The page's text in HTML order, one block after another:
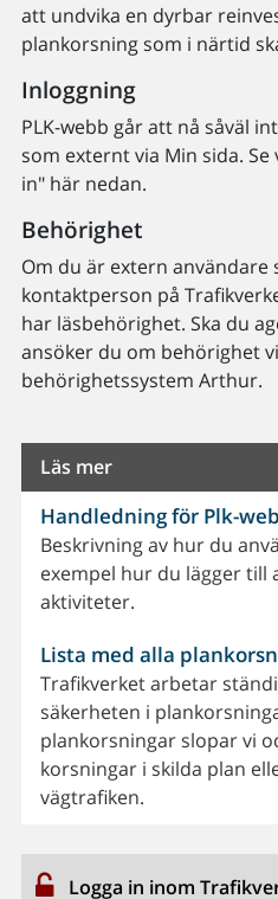
att undvika en dyrbar
plankorsning som i närtid
Inloggning
PLK-webb går att nå såväl
som externt via Min sida.
in" här nedan.
Behörighet
Om du är extern användare
kontaktperson på
har läsbehörighet. Ska du
ansöker du om behörighet
behörighetssystem Arthur.
Läs mer
Handledning för Plk-
Beskrivning av hur du
exempel hur du lägger till
aktiviteter.
Lista med alla
Trafikverket arbetar
säkerheten i
plankorsningar slopar vi
korsningar i skilda plan
vägtrafiken.
Logga in inom